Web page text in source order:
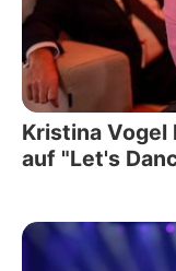
Kristina Vogel
auf "Let's